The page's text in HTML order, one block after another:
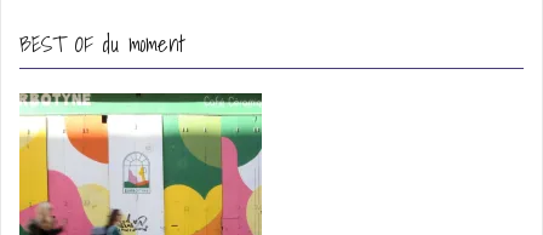
BEST OF du moment